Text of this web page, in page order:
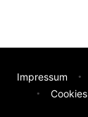
Impressum
Cookies